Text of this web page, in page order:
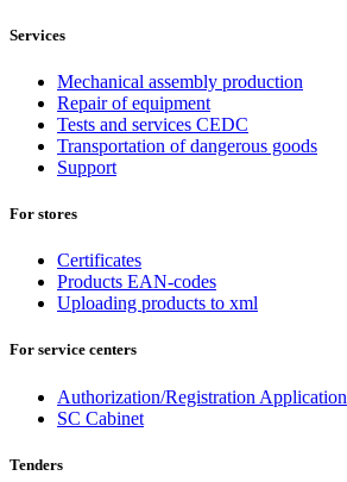
Services
Mechanical assembly production
Repair of equipment
Tests and services CEDC
Transportation of dangerous goods
Support
For stores
Certificates
Products EAN-codes
Uploading products to xml
For service centers
Authorization/Registration Application
SC Cabinet
Tenders